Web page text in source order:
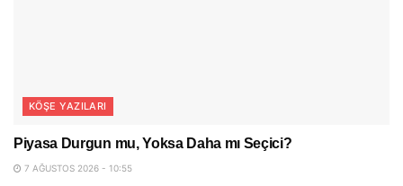
KÖŞE YAZILARI
Piyasa Durgun mu, Yoksa Daha mı Seçici?
7 AĞUSTOS 2026 - 10:55